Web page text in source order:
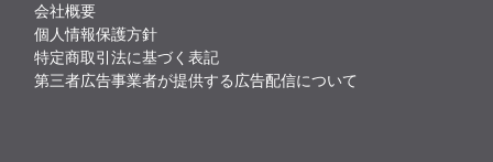
会社概要
個人情報保護方針
特定商取引法に基づく表記
第三者広告事業者が提供する広告配信について